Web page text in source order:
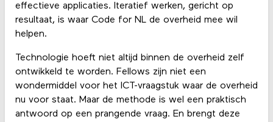
effectieve applicaties. Iteratief werken, gericht op
resultaat, is waar Code for NL de overheid mee wil
helpen.
Technologie hoeft niet altijd binnen de overheid zelf
ontwikkeld te worden. Fellows zijn niet een
wondermiddel voor het ICT-vraagstuk waar de overheid
nu voor staat. Maar de methode is wel een praktisch
antwoord op een prangende vraag. En brengt deze